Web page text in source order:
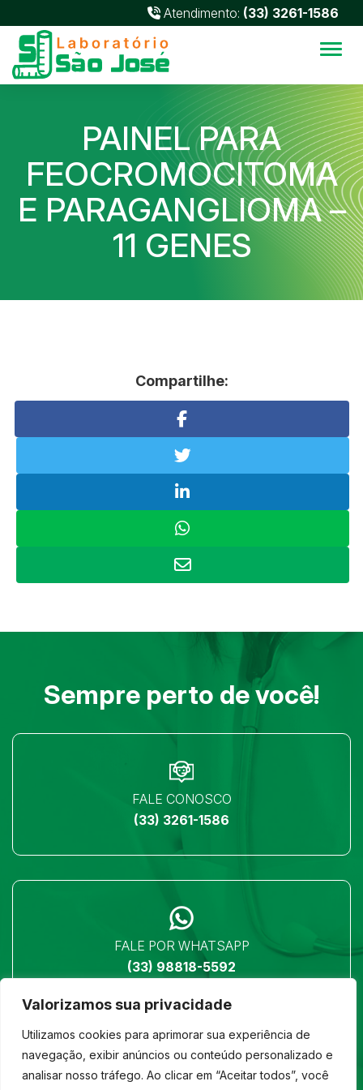
Valorizamos sua privacidade
Utilizamos cookies para aprimorar sua experiência de
navegação, exibir anúncios ou conteúdo personalizado e
analisar nosso tráfego. Ao clicar em “Aceitar todos”, você
Atendimento: (33) 3261-1586
PAINEL PARA
FEOCROMOCITOMA
E PARAGANGLIOMA –
11 GENES
Compartilhe:
Sempre perto de você!
FALE CONOSCO
(33) 3261-1586
FALE POR WHATSAPP
(33) 98818-5592